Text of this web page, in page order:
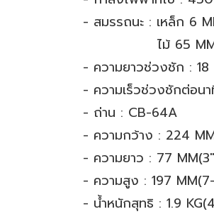
- สมรรถนะ : เหล็ก 6
ไม้ 65
- ความยาวช่วงชัก : 18
- ความเร็วช่วงชักต่อน
- ถ่าน : CB-64A
- ความกว้าง : 224
- ความยาว : 77
- ความสูง : 197
- น้ำหนักสุทธิ : 1.9